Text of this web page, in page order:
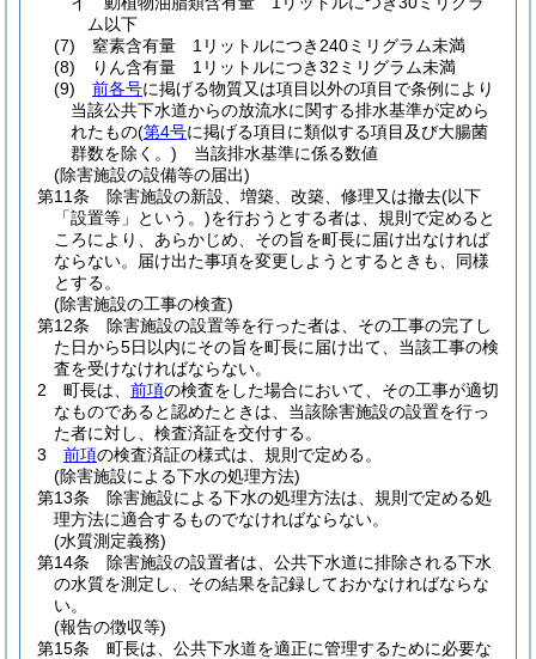
ム以下
(7)
窒素含有量 1リットルにつき240ミリグラム未満
(8)
りん含有量 1リットルにつき32ミリグラム未満
(9)
前各号に掲げる物質又は項目以外の項目で条例により
当該公共下水道からの放流水に関する排水基準が定めら
れたもの(第4号に掲げる項目に類似する項目及び大腸菌
群数を除く。) 当該排水基準に係る数値
(除害施設の設備等の届出)
第11条
除害施設の新設、増築、改築、修理又は撤去(以下
「設置等」という。)を行おうとする者は、規則で定めると
ころにより、あらかじめ、その旨を町長に届け出なければ
ならない。
届け出た事項を変更しようとするときも、同様
とする。
(除害施設の工事の検査)
第12条
除害施設の設置等を行った者は、その工事の完了し
た日から5日以内にその旨を町長に届け出て、当該工事の検
査を受けなければならない。
2
町長は、 前項の検査をした場合において、その工事が適切
なものであると認めたときは、当該除害施設の設置を行っ
た者に対し、検査済証を交付する。
3
前項の検査済証の様式は、規則で定める。
(除害施設による下水の処理方法)
第13条
除害施設による下水の処理方法は、規則で定める処
理方法に適合するものでなければならない。
(水質測定義務)
第14条
除害施設の設置者は、公共下水道に排除される下水
の水質を測定し、その結果を記録しておかなければならな
い。
(報告の徴収等)
第15条
町長は、公共下水道を適正に管理するために必要な